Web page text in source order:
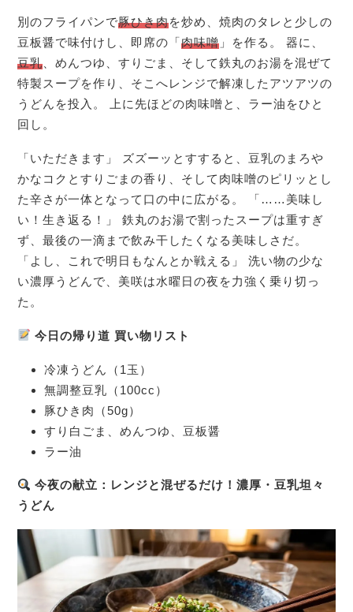
別のフライパンで豚ひき肉を炒め、焼肉のタレと少しの
豆板醤で味付けし、即席の「肉味噌 」を作る。 器に、
豆乳 、めんつゆ、すりごま、そして鉄丸のお湯を混ぜて
特製スープを作り、そこへレンジで解凍したアツアツの
うどんを投入。 上に先ほどの肉味噌と、ラー油をひと
回し。
「いただきます」 ズズーッとすすると、豆乳のまろや
かなコクとすりごまの香り、そして肉味噌のピリッとし
た辛さが一体となって口の中に広がる。 「……美味し
い！生き返る！」 鉄丸のお湯で割ったスープは重すぎ
ず、最後の一滴まで飲み干したくなる美味しさだ。
「よし、これで明日もなんとか戦える」 洗い物の少な
い濃厚うどんで、美咲は水曜日の夜を力強く乗り切っ
た。
今日の帰り道 買い物リスト
冷凍うどん（1玉）
無調整豆乳（100cc）
豚ひき肉（50g）
すり白ごま、めんつゆ、豆板醤
ラー油
今夜の献立：レンジと混ぜるだけ！濃厚・豆乳坦々
うどん